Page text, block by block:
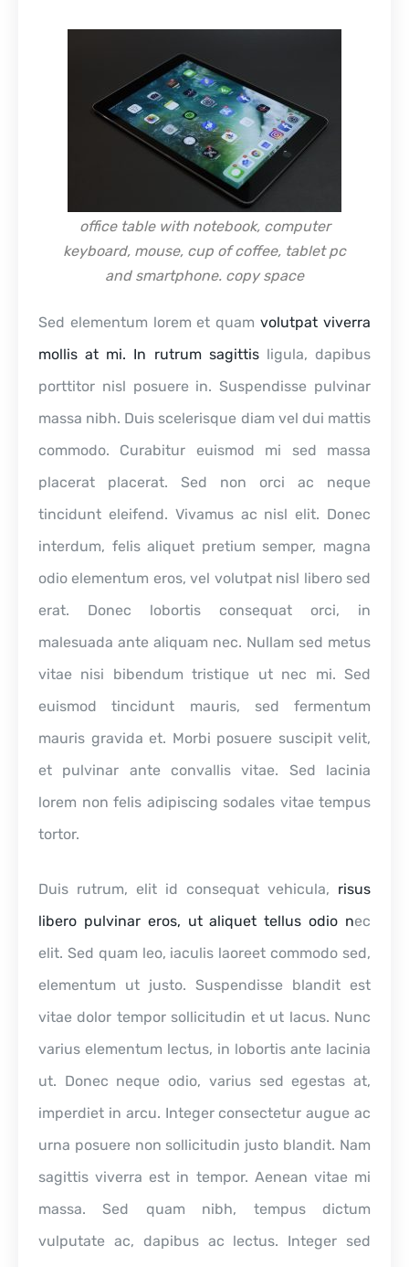
office table with notebook, computer
keyboard, mouse, cup of coffee, tablet pc
and smartphone. copy space
Sed elementum lorem et quam volutpat viverra
mollis at mi. In rutrum sagittis ligula, dapibus
porttitor nisl posuere in. Suspendisse pulvinar
massa nibh. Duis scelerisque diam vel dui mattis
commodo. Curabitur euismod mi sed massa
placerat placerat. Sed non orci ac neque
tincidunt eleifend. Vivamus ac nisl elit. Donec
interdum, felis aliquet pretium semper, magna
odio elementum eros, vel volutpat nisl libero sed
erat. Donec lobortis consequat orci, in
malesuada ante aliquam nec. Nullam sed metus
vitae nisi bibendum tristique ut nec mi. Sed
euismod tincidunt mauris, sed fermentum
mauris gravida et. Morbi posuere suscipit velit,
et pulvinar ante convallis vitae. Sed lacinia
lorem non felis adipiscing sodales vitae tempus
tortor.
Duis rutrum, elit id consequat vehicula, risus
libero pulvinar eros, ut aliquet tellus odio nec
elit. Sed quam leo, iaculis laoreet commodo sed,
elementum ut justo. Suspendisse blandit est
vitae dolor tempor sollicitudin et ut lacus. Nunc
varius elementum lectus, in lobortis ante lacinia
ut. Donec neque odio, varius sed egestas at,
imperdiet in arcu. Integer consectetur augue ac
urna posuere non sollicitudin justo blandit. Nam
sagittis viverra est in tempor. Aenean vitae mi
massa. Sed quam nibh, tempus dictum
vulputate ac, dapibus ac lectus. Integer sed